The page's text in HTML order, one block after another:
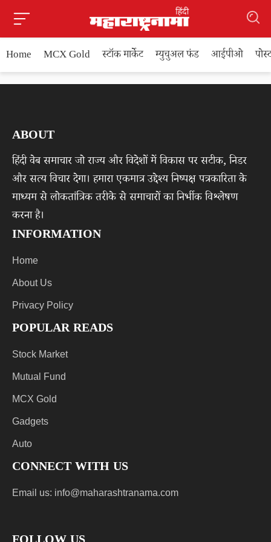
Home MCX Gold स्टॉक मार्केट म्युचुअल फंड आईपीओ
ABOUT
हिंदी वेब समाचार जो राज्य और विदेशों में विकास पर सटीक, निडर
और सत्य विचार देगा। हमारा एकमात्र उद्देश्य निष्पक्ष पत्रकारिता के
माध्यम से लोकतांत्रिक तरीके से समाचारों का निर्भीक विश्लेषण
करना है।
INFORMATION
Home
About Us
Privacy Policy
POPULAR READS
Stock Market
Mutual Fund
MCX Gold
Gadgets
Auto
CONNECT WITH US
Email us: info@maharashtranama.com